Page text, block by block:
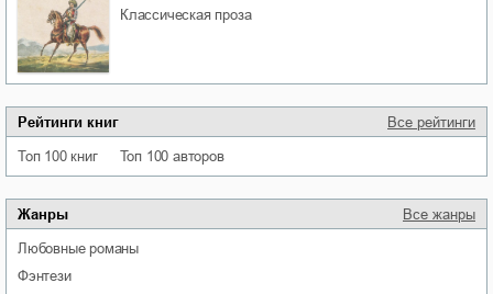
классическая проза
Рейтинги книг Все рейтинги
Топ 100 книг Топ 100 авторов
Жанры Все жанры
любовные романы
фэнтези